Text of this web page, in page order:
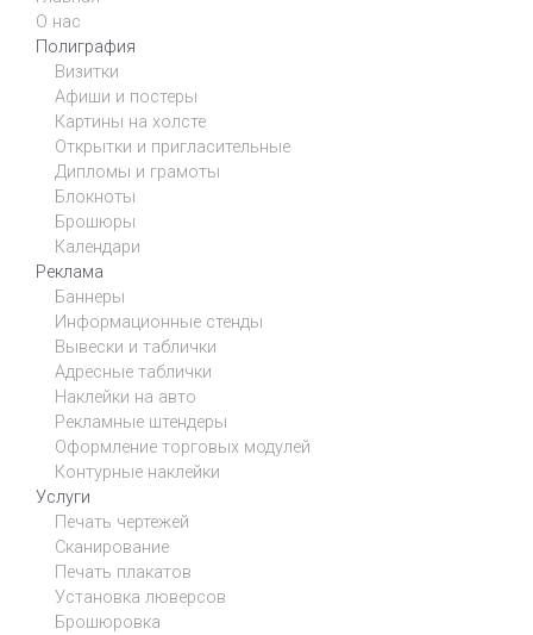
О нас
Полиграфия
Визитки
Афиши и постеры
Картины на холсте
Открытки и пригласительные
Дипломы и грамоты
Блокноты
Брошюры
Календари
Реклама
Баннеры
Информационные стенды
Вывески и таблички
Адресные таблички
Наклейки на авто
Рекламные штендеры
Оформление торговых модулей
Контурные наклейки
Услуги
Печать чертежей
Сканирование
Печать плакатов
Установка люверсов
Брошюровка